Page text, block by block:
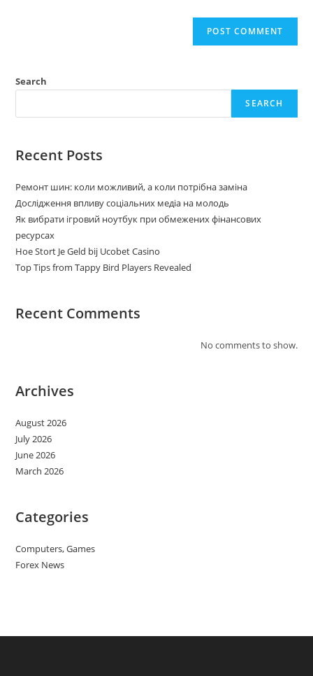
Search
SEARCH
Recent Posts
Ремонт шин: коли можливий, а коли потрібна заміна
Дослідження впливу соціальних медіа на молодь
Як вибрати ігровий ноутбук при обмежених фінансових
ресурсах
Hoe Stort Je Geld bij Ucobet Casino
Top Tips from Tappy Bird Players Revealed
Recent Comments
No comments to show.
Archives
August 2026
July 2026
June 2026
March 2026
Categories
Computers, Games
Forex News